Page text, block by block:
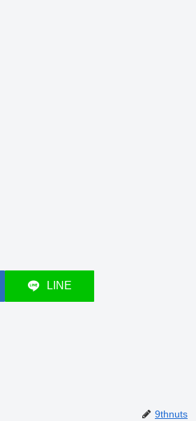
LINE
9thnuts